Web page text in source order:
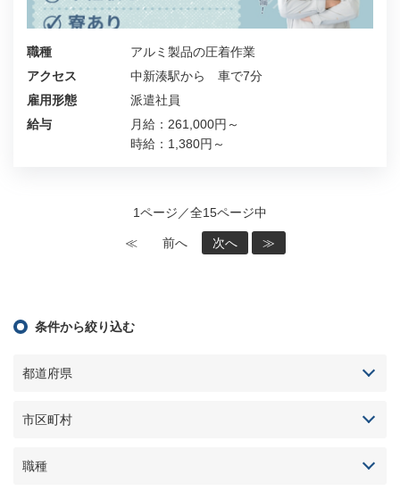
職種
アルミ製品の圧着作業
アクセス
中新湊駅から 車で7分
雇用形態
派遣社員
給与
月給：261,000円～
時給：1,380円～
1ページ／全15ページ中
≪ 前へ 次へ ≫
条件から絞り込む
都道府県
市区町村
職種